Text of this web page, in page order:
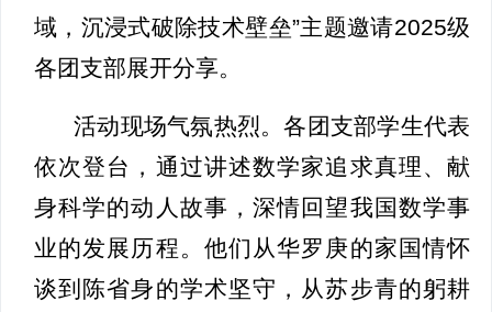
域，沉浸式破除技术壁垒”主题邀请2025级
各团支部展开分享。
活动现场气氛热烈。各团支部学生代表
依次登台，通过讲述数学家追求真理、献
身科学的动人故事，深情回望我国数学事
业的发展历程。他们从华罗庚的家国情怀
谈到陈省身的学术坚守，从苏步青的躬耕